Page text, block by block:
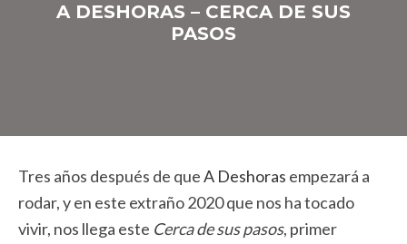
A DESHORAS – CERCA DE SUS
PASOS
Tres años después de queA Deshoras empezará a
rodar, y en este extraño 2020 que nos ha tocado
vivir, nos llega este Cerca de sus pasos, primer